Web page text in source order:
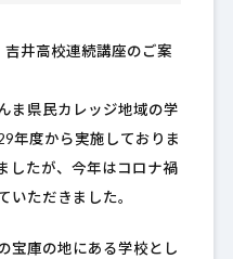
井高校連続講座のご案
ま県民カレッジ地域の学
年度から実施しておりま
したが、今年はコロナ禍
いただきました。
宝庫の地にある学校とし